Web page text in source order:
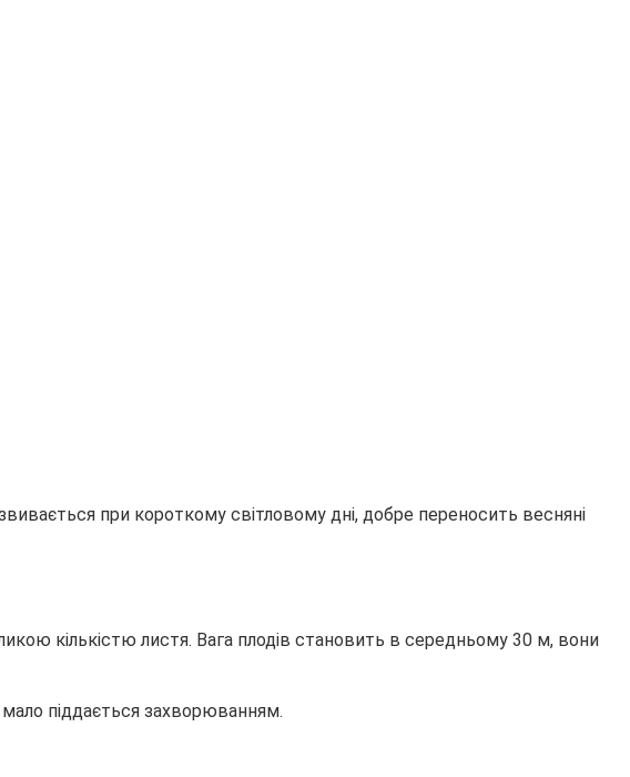
при короткому світловому дні, добре переносить весняні
кількістю листя. Вага плодів становить в середньому 30 м, вони
мало піддається захворюванням.